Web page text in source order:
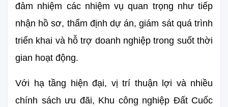
đảm nhiệm các nhiệm vụ quan trọng như tiếp
nhận hồ sơ, thẩm định dự án, giám sát quá trình
triển khai và hỗ trợ doanh nghiệp trong suốt thời
gian hoạt động.
Với hạ tầng hiện đại, vị trí thuận lợi và nhiều
chính sách ưu đãi, Khu công nghiệp Đất Cuốc